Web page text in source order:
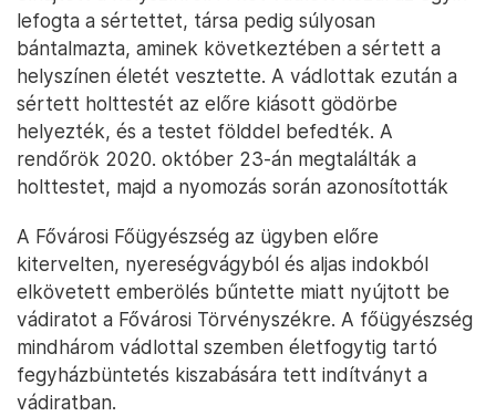
lefogta a sértettet, társa pedig súlyosan
bántalmazta, aminek következtében a sértett a
helyszínen életét vesztette. A vádlottak ezután a
sértett holttestét az előre kiásott gödörbe
helyezték, és a testet földdel befedték. A
rendőrök 2020. október 23-án megtalálták a
holttestet, majd a nyomozás során azonosították
A Fővárosi Főügyészség az ügyben előre
kitervelten, nyereségvágyból és aljas indokból
elkövetett emberölés bűntette miatt nyújtott be
vádiratot a Fővárosi Törvényszékre. A főügyészség
mindhárom vádlottal szemben életfogytig tartó
fegyházbüntetés kiszabására tett indítványt a
vádiratban.